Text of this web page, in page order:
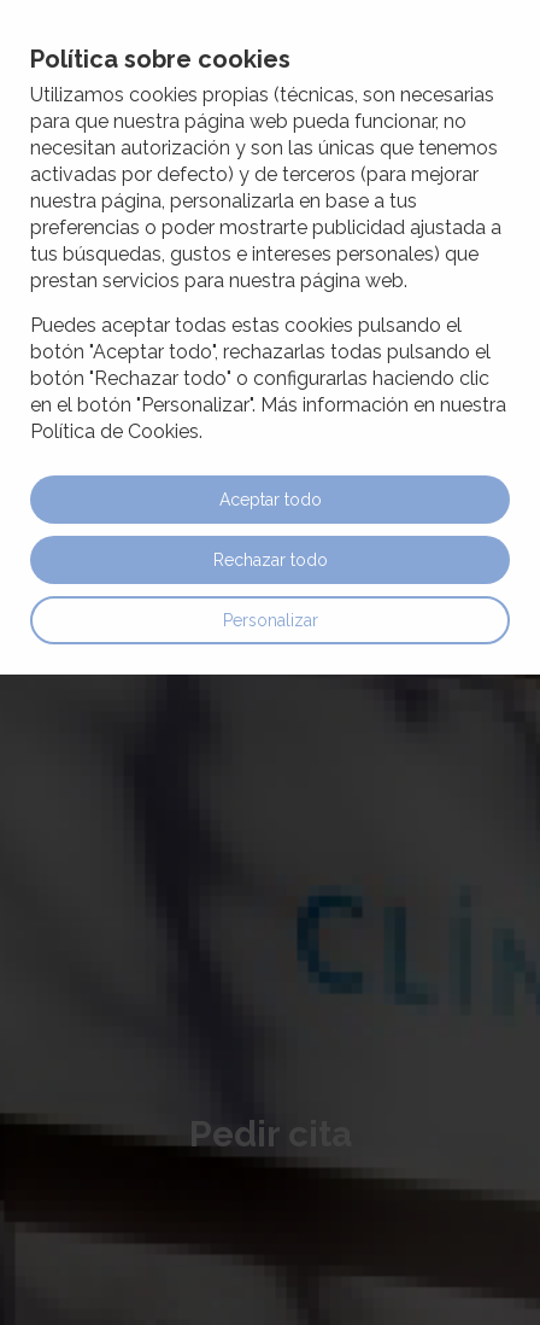
Pedir cita
Política sobre cookies
Utilizamos cookies propias (técnicas, son necesarias
para que nuestra página web pueda funcionar, no
necesitan autorización y son las únicas que tenemos
activadas por defecto) y de terceros (para mejorar
nuestra página, personalizarla en base a tus
preferencias o poder mostrarte publicidad ajustada a
tus búsquedas, gustos e intereses personales) que
prestan servicios para nuestra página web.
Puedes aceptar todas estas cookies pulsando el
botón "Aceptar todo", rechazarlas todas pulsando el
botón "Rechazar todo" o configurarlas haciendo clic
en el botón "Personalizar". Más información en nuestra
Política de Cookies.
Personalizar
Rechazar todo
Aceptar todo